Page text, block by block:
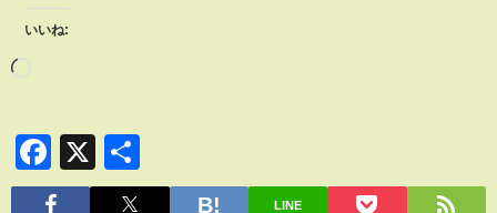
いいね:
Facebook
X
有
LINE